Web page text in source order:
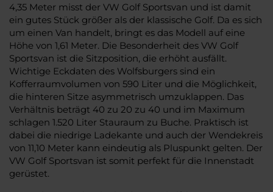
4,35 Meter misst der VW Golf Sportsvan und ist damit
ein gutes Stück größer als der klassische Golf. Da es sich
um einen Van handelt, bringt es das Modell auf eine
Höhe von 1,61 Meter. Die Besonderheit des VW Golf
Sportsvan ist die Sitzposition, die erhöht ausfällt.
Wichtige Eckdaten des Wolfsburgers sind ein
Kofferraumvolumen von 590 Liter und die Möglichkeit,
die hinteren Sitze asymmetrisch umzuklappen. Das
Verhältnis beträgt 40 zu 20 zu 40 und im Maximum
schlagen 1.520 Liter Stauraum zu Buche. Praktisch ist
dabei die niedrige Ladekante und auch der Wendekreis
von 11,10 Meter kann eindeutig als Pluspunkt gelten. Der
VW Golf Sportsvan ist somit perfekt für die Innenstadt
gerüstet.